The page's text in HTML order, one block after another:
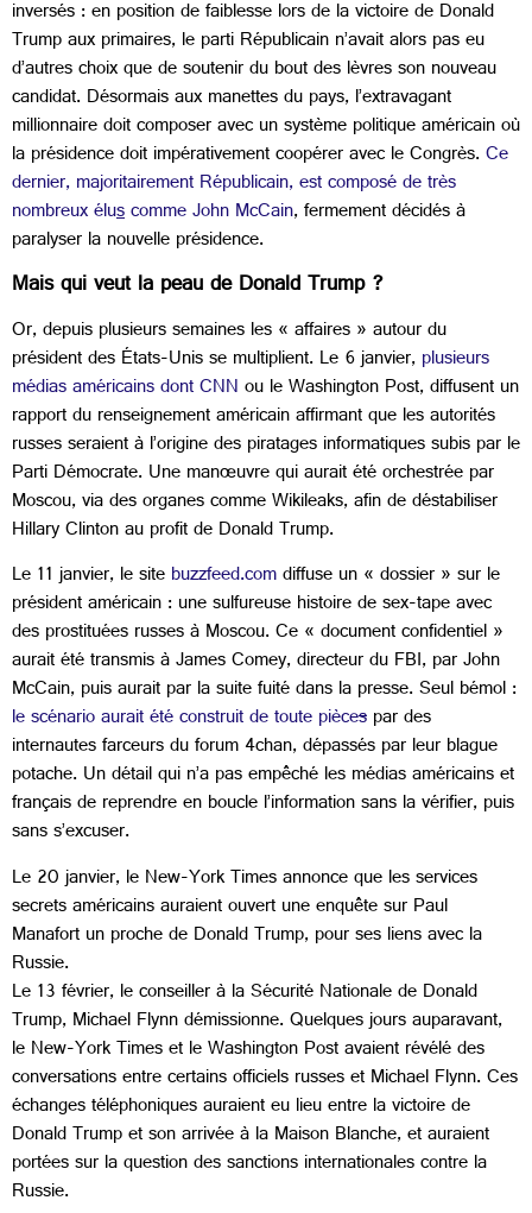
inversés : en position de faiblesse lors de la victoire de Donald
Trump aux primaires, le parti Républicain n’avait alors pas eu
d’autres choix que de soutenir du bout des lèvres son nouveau
candidat. Désormais aux manettes du pays, l’extravagant
millionnaire doit composer avec un système politique américain où
la présidence doit impérativement coopérer avec le Congrès.Ce
dernier, majoritairement Républicain, est composé de très
nombreux éluscomme John McCain,fermement décidés à
paralyser la nouvelle présidence.
Mais qui veut la peau de Donald Trump ?
Or, depuis plusieurs semaines les « affaires » autour du
président des États-Unis se multiplient. Le 6 janvier,plusieurs
médias américains dont CNNou le Washington Post, diffusent un
rapport du renseignement américain affirmant que les autorités
russes seraient à l’origine des piratages informatiques subis par le
Parti Démocrate. Une manœuvre qui aurait été orchestrée par
Moscou, via des organes comme Wikileaks, afin de déstabiliser
Hillary Clinton au profit de Donald Trump.
Le 11 janvier, le sitebuzzfeed.comdiffuse un « dossier » sur le
président américain : une sulfureuse histoire de sex-tape avec
des prostituées russes à Moscou. Ce « document confidentiel »
aurait été transmis à James Comey, directeur du FBI, par John
McCain, puis aurait par la suite fuité dans la presse. Seul bémol :
le scénario aurait été construit de toute piècespar des
internautes farceurs du forum 4chan, dépassés par leur blague
potache. Un détail qui n’a pas empêché les médias américains et
français de reprendre en boucle l’information sans la vérifier, puis
sans s’excuser.
Le 20 janvier, le New-York Times annonce que les services
secrets américains auraient ouvert une enquête sur Paul
Manafort un proche de Donald Trump, pour ses liens avec la
Russie.
Le 13 février, le conseiller à la Sécurité Nationale de Donald
Trump, Michael Flynn démissionne. Quelques jours auparavant,
le New-York Times et le Washington Post avaient révélé des
conversations entre certains officiels russes et Michael Flynn. Ces
échanges téléphoniques auraient eu lieu entre la victoire de
Donald Trump et son arrivée à la Maison Blanche, et auraient
portées sur la question des sanctions internationales contre la
Russie.